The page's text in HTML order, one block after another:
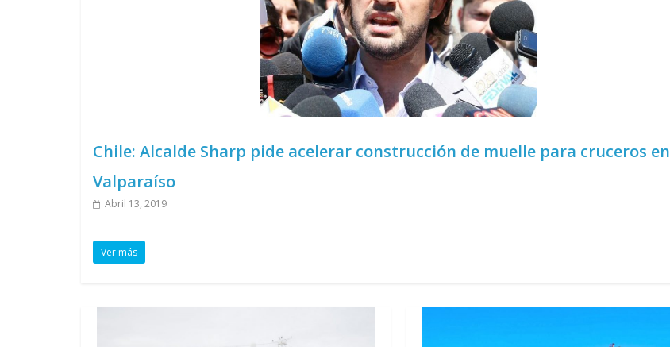
Chile: Alcalde Sharp pide acelerar construcción de muelle para cruceros en
Valparaíso
Abril 13, 2019
Ver más